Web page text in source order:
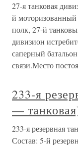
27-я танковая
й
полк, 27-й
дивизион
саперный
связи.Место
233-я
—
233-я резервная
Состав: 5-й